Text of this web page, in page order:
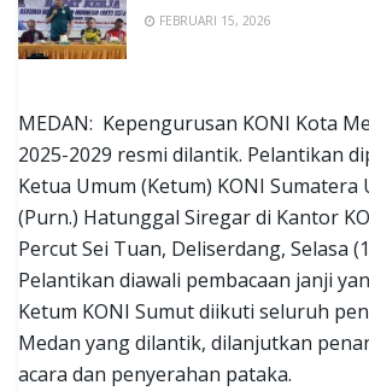
FEBRUARI 15, 2026
MEDAN: Kepengurusan KONI Kota
2025-2029 resmi dilantik. Pelantikan
Ketua Umum (Ketum) KONI Sumatera
(Purn.) Hatunggal Siregar di Kantor
Percut Sei Tuan, Deliserdang, Selasa
Pelantikan diawali pembacaan janji
Ketum KONI Sumut diikuti seluruh
Medan yang dilantik, dilanjutkan
acara dan penyerahan pataka.